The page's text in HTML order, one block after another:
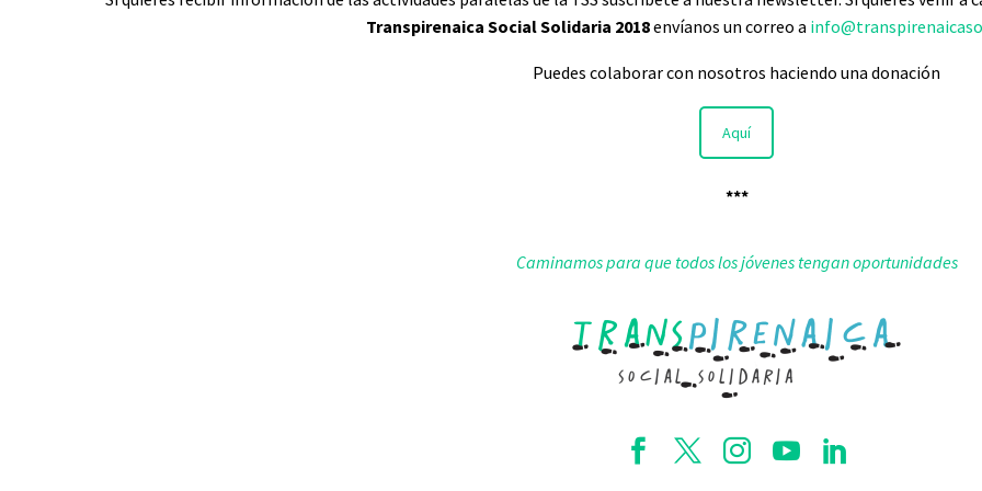
Transpirenaica Social Solidaria 2018envíanos un correo a
Puedes colaborar con nosotros haciendo una donación
Aquí
***
Caminamos para que todos los jóvenes tengan oportunidades